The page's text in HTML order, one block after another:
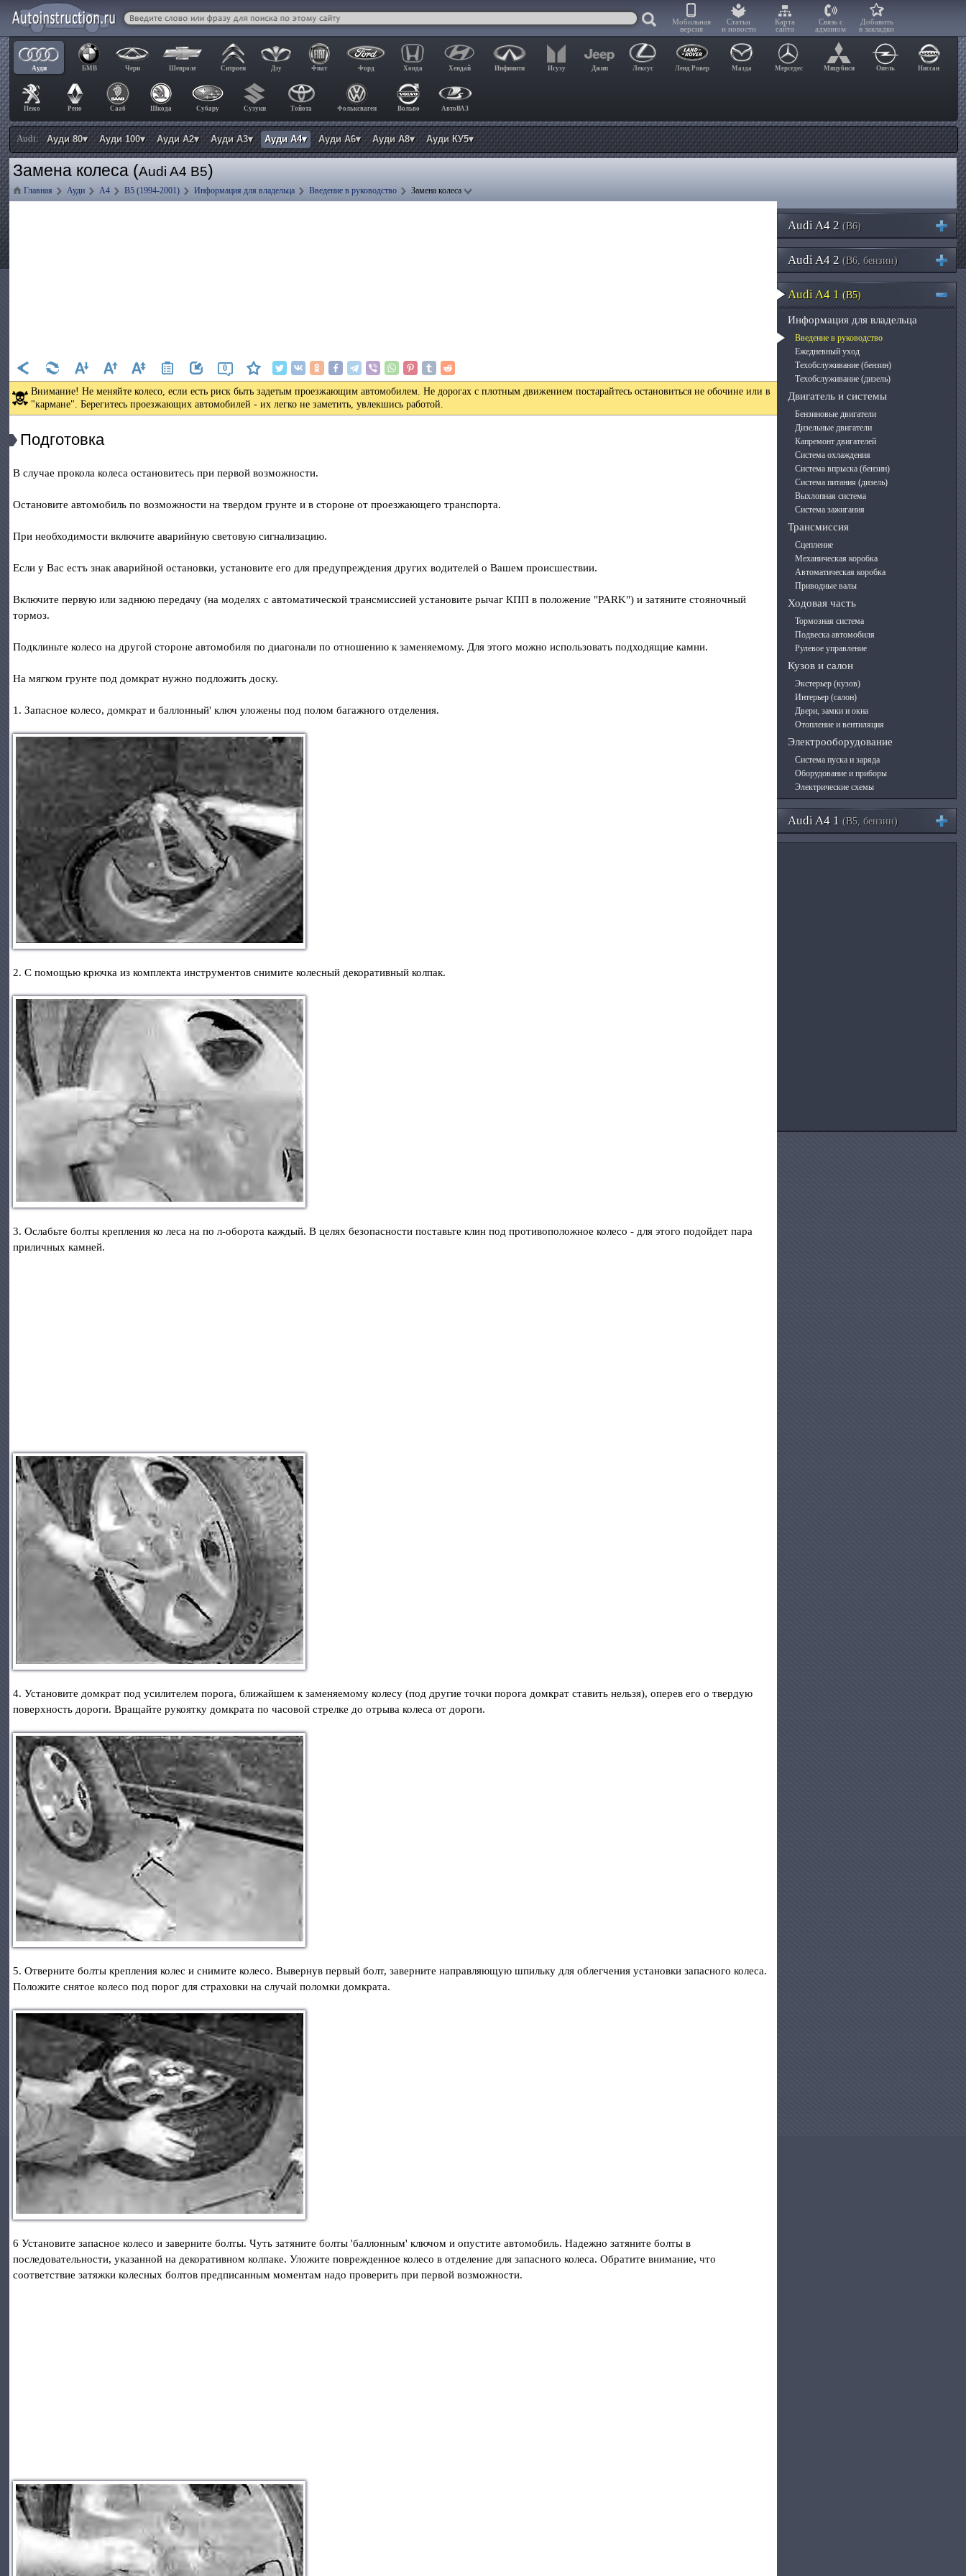
Мобильная
версия
Статьи
и новости
Карта
сайта
Связь с
админом
Добавить
в закладки
Ауди БМВ Чери Шевроле Ситроен Дэу Фиат Форд Хонда Хендай Инфинити Исузу Джип Лексус Ленд Ровер Мазда Мерседес Мицубиси Опель Ниссан
Пежо Рено Сааб Шкода Субару Сузуки Тойота Фольксваген Вольво АвтоВАЗ
Audi: Ауди 80▾ Ауди 100▾ Ауди А2▾ Ауди А3▾ Ауди А4▾ Ауди А6▾ Ауди А8▾ Ауди КУ5▾
Замена колеса (Audi A4 B5)
Главная Ауди А4 B5 (1994-2001) Информация для владельца Введение в руководство Замена колеса
0
Внимание! Не меняйте колесо, если есть риск быть задетым проезжающим автомобилем. Не дорогах с плотным движением постарайтесь остановиться не обочине или в
"кармане". Берегитесь проезжающих автомобилей - их легко не заметить, увлекшись работой.
Подготовка
В случае прокола колеса остановитесь при первой возможности.
Остановите автомобиль по возможности на твердом грунте и в стороне от проезжающего транспорта.
При необходимости включите аварийную световую сигнализацию.
Если у Вас естъ знак аварийной остановки, установите его для предупреждения других водителей о Вашем происшествии.
Включите первую или заднюю передачу (на моделях с автоматической трансмиссией установите рычаг КПП в положение "PARK") и затяните стояночный
тормоз.
Подклиньте колесо на другой стороне автомобиля по диагонали по отношению к заменяемому. Для этого можно использовать подходящие камни.
На мягком грунте под домкрат нужно подложить доску.
1. Запасное колесо, домкрат и баллонный' ключ уложены под полом багажного отделения.
2. С помощью крючка из комплекта инструментов снимите колесный декоративный колпак.
3. Ослабьте болты крепления ко леса на по л-оборота каждый. В целях безопасности поставьте клин под противоположное колесо - для этого подойдет пара
приличных камней.
4. Установите домкрат под усилителем порога, ближайшем к заменяемому колесу (под другие точки порога домкрат ставить нельзя), оперев его о твердую
поверхность дороги. Вращайте рукоятку домкрата по часовой стрелке до отрыва колеса от дороги.
5. Отверните болты крепления колес и снимите колесо. Вывернув первый болт, заверните направляющую шпильку для облегчения установки запасного колеса.
Положите снятое колесо под порог для страховки на случай поломки домкрата.
6 Установите запасное колесо и заверните болты. Чуть затяните болты 'баллонным' ключом и опустите автомобиль. Надежно затяните болты в
последовательности, указанной на декоративном колпаке. Уложите поврежденное колесо в отделение для запасного колеса. Обратите внимание, что
соответствие затяжки колесных болтов предписанным моментам надо проверить при первой возможности.
Audi A4 2 (B6)
Audi A4 2 (B6, бензин)
Audi A4 1 (B5)
Информация для владельца
Введение в руководство
Ежедневный уход
Техобслуживание (бензин)
Техобслуживание (дизель)
Двигатель и системы
Бензиновые двигатели
Дизельные двигатели
Капремонт двигателей
Система охлаждения
Система впрыска (бензин)
Система питания (дизель)
Выхлопная система
Система зажигания
Трансмиссия
Сцепление
Механическая коробка
Автоматическая коробка
Приводные валы
Ходовая часть
Тормозная система
Подвеска автомобиля
Рулевое управление
Кузов и салон
Экстерьер (кузов)
Интерьер (салон)
Двери, замки и окна
Отопление и вентиляция
Электрооборудование
Система пуска и заряда
Оборудование и приборы
Электрические схемы
Audi A4 1 (B5, бензин)